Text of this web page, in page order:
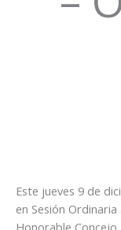
Este jueves 9 de
en Sesión